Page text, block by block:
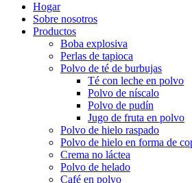
Hogar
Sobre nosotros
Productos
Boba explosiva
Perlas de tapioca
Polvo de té de burbujas
Té con leche en polvo
Polvo de níscalo
Polvo de pudín
Jugo de fruta en polvo
Polvo de hielo raspado
Polvo de hielo en forma de
Crema no láctea
Polvo de helado
Café en polvo